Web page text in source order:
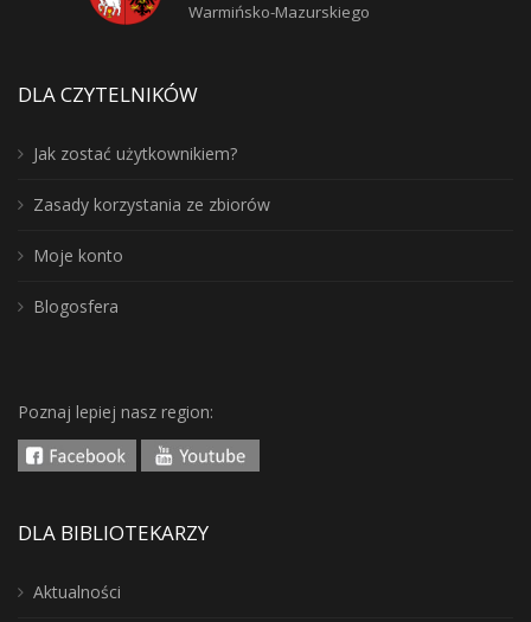
Warmińsko-Mazurskiego
DLA CZYTELNIKÓW
Jak zostać użytkownikiem?
Zasady korzystania ze zbiorów
Moje konto
Blogosfera
Poznaj lepiej nasz region:
DLA BIBLIOTEKARZY
Aktualności